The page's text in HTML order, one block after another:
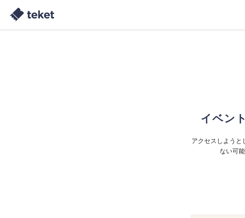
イベン
アクセスしようと
ない可